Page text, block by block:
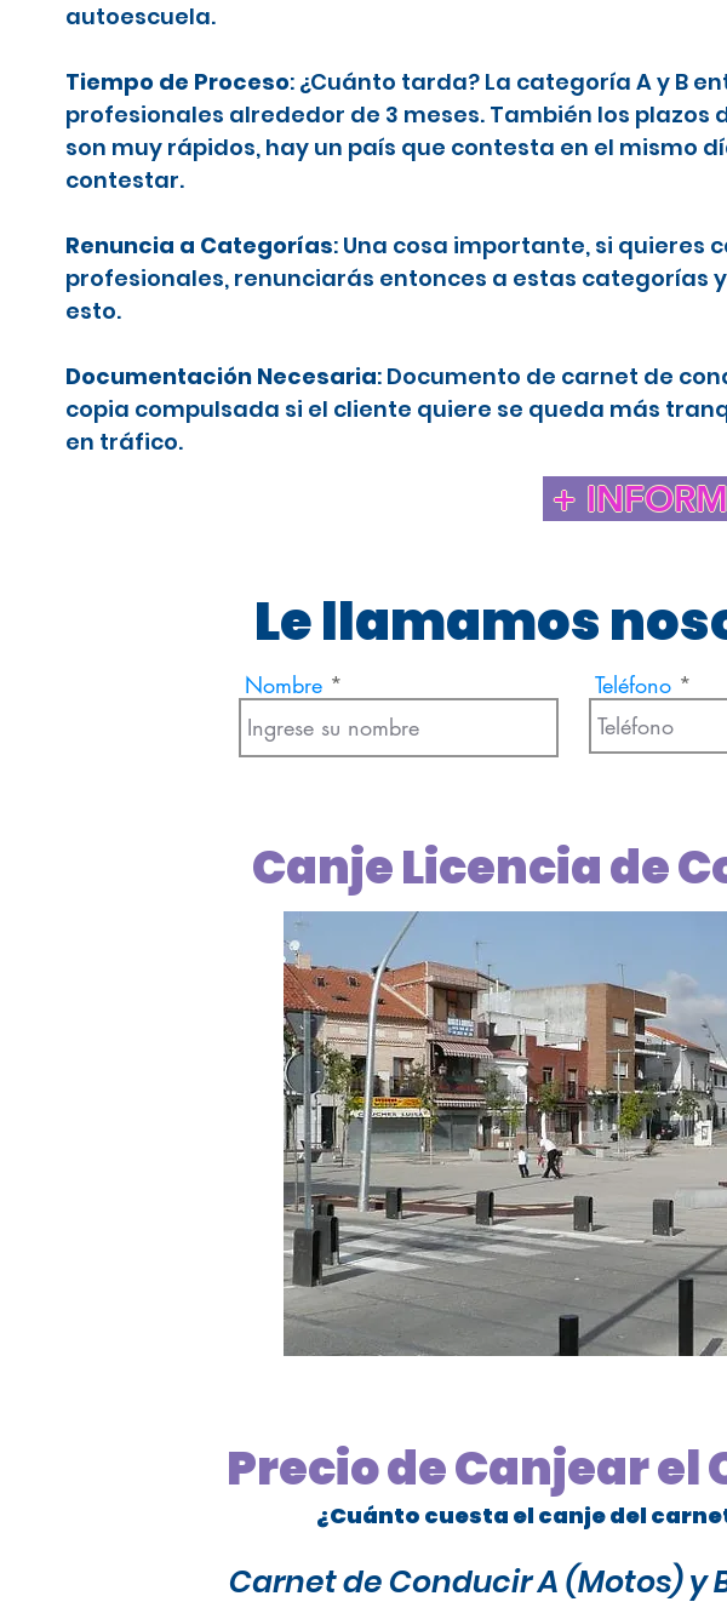
autoescuela.
Tiempo de Proceso: ¿Cuánto tarda? La categoría A y B
profesionales alrededor de 3 meses. También los
son muy rápidos, hay un país que contesta en el mismo
contestar.
Renuncia a Categorías: Una cosa importante, si quieres
profesionales, renunciarás entonces a estas categorías
esto.
Documentación Necesaria: Documento de carnet de
copia compulsada si el cliente quiere se queda más
en tráfico.
+
Le llamamos
Nombre Teléfono
Canje Licencia de
Precio de Canjear
¿Cuánto cuesta el canje del
Carnet de Conducir A (Motos) y